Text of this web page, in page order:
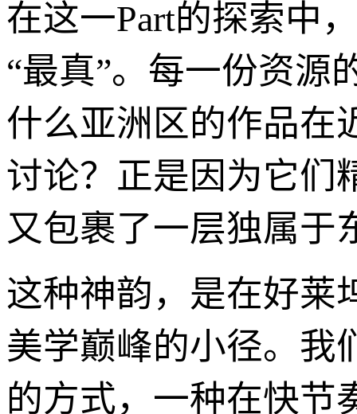
在这一Part的探索中
“最真”。每一份资源
什么亚洲区的作品在
讨论？正是因为它们
又包裹了一层独属于
这种神韵，是在好莱
美学巅峰的小径。我
的方式，一种在快节